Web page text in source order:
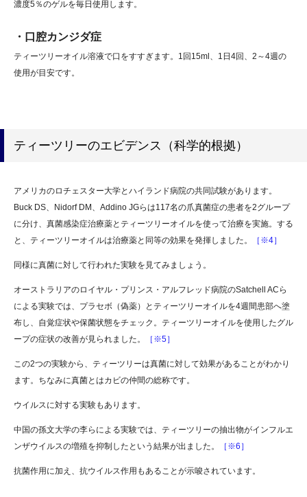
濃度5％のゲルを毎日使用します。
・口腔カンジダ症
ティーツリーオイル溶液で口をすすぎます。1回15ml、1日4回、2～4週の
使用が目安です。
ティーツリーのエビデンス（科学的根拠）
アメリカのロチェスター大学とハイランド病院の共同試験があります。
Buck DS、Nidorf DM、Addino JGらは117名の爪真菌症の患者を2グループ
に分け、真菌感染症治療薬とティーツリーオイルを使って治療を実施。する
と、ティーツリーオイルは治療薬と同等の効果を発揮しました。
［※4］
同様に真菌に対して行われた実験を見てみましょう。
オーストラリアのロイヤル・プリンス・アルフレッド病院のSatchell ACら
による実験では、プラセボ（偽薬）とティーツリーオイルを4週間患部へ塗
布し、自覚症状や保菌状態をチェック。ティーツリーオイルを使用したグル
ープの症状の改善が見られました。
［※5］
この2つの実験から、ティーツリーは真菌に対して効果があることがわかり
ます。ちなみに真菌とはカビの仲間の総称です。
ウイルスに対する実験もあります。
中国の孫文大学の李らによる実験では、ティーツリーの抽出物がインフルエ
ンザウイルスの増殖を抑制したという結果が出ました。
［※6］
抗菌作用に加え、抗ウイルス作用もあることが示唆されています。